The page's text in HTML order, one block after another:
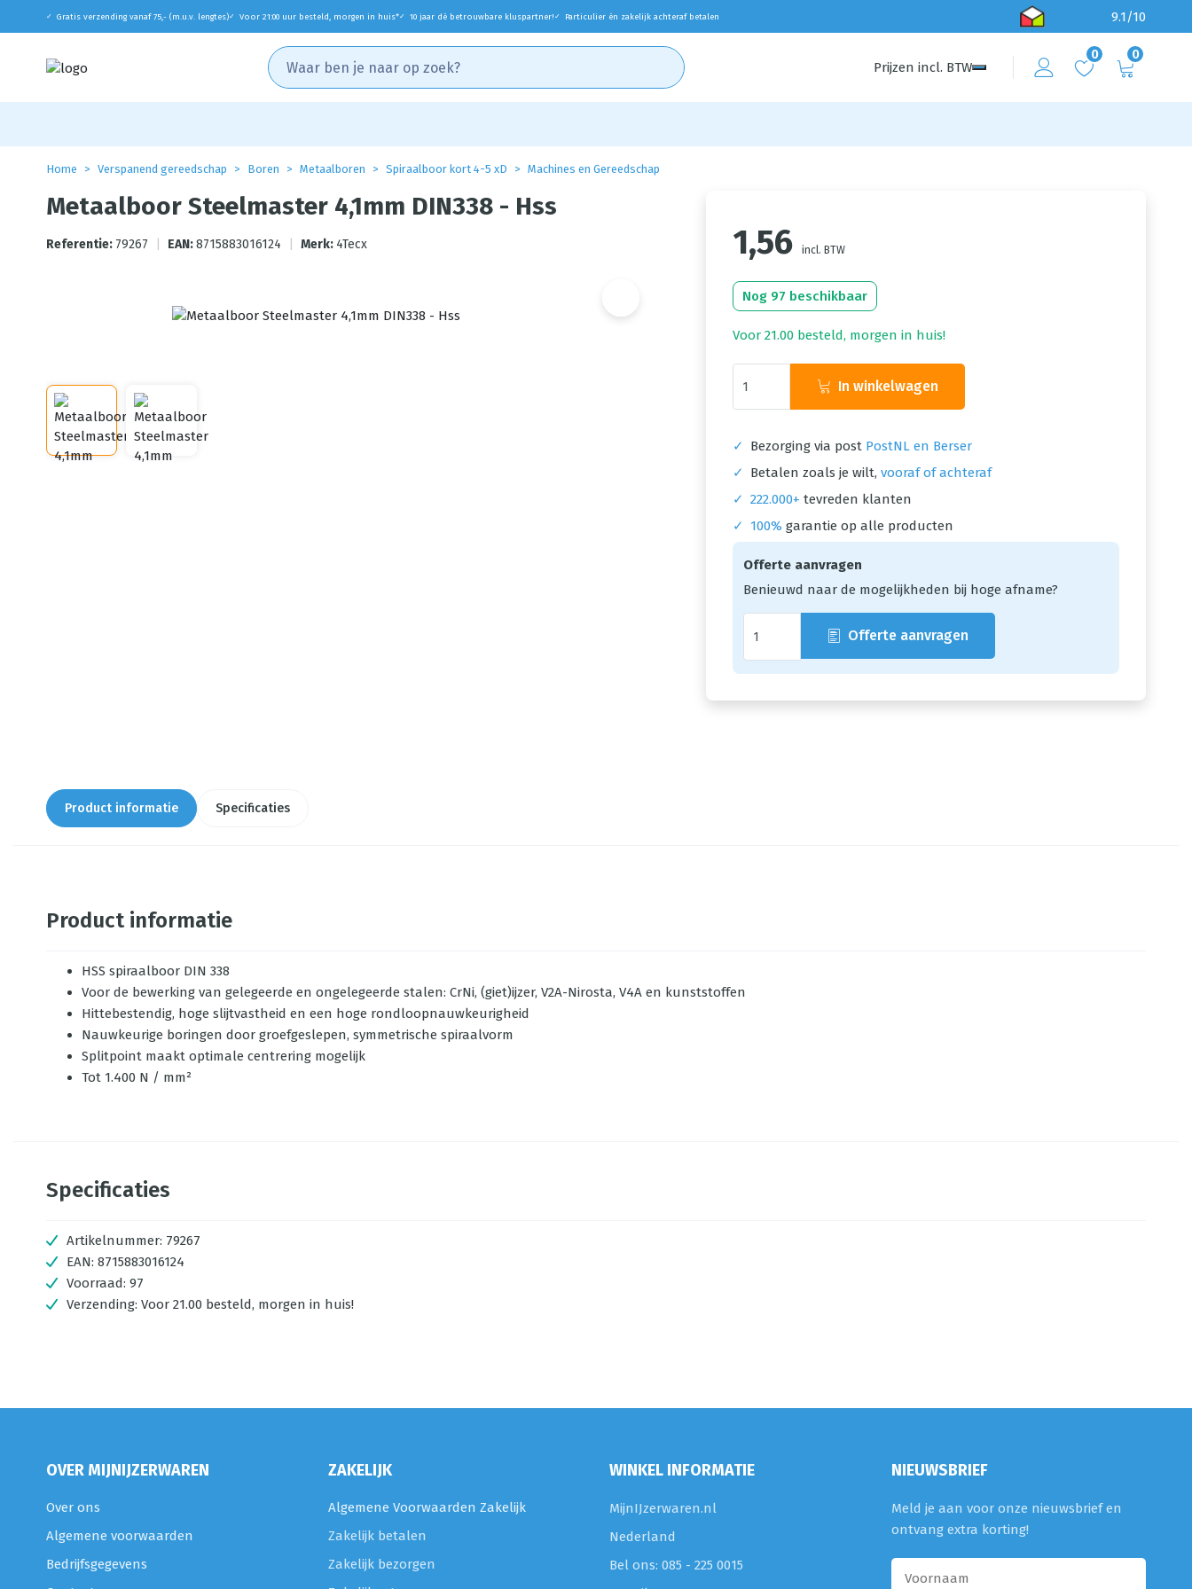
✓ Gratis verzending vanaf 75,- (m.u.v. lengtes)✓ Voor 21:00 uur besteld, morgen in huis*✓ 10 jaar dé betrouwbare kluspartner! ✓ Particulier én zakelijk achteraf betalen 9.1/10
Prijzen incl. BTW
0 0
Home Verspanend gereedschap Boren Metaalboren Spiraalboor kort 4-5 xD Machines en Gereedschap
Metaalboor Steelmaster 4,1mm DIN338 - Hss
Referentie: 79267 EAN:8715883016124 Merk: 4Tecx 1,56 incl. BTW
Nog 97 beschikbaar
Voor 21.00 besteld, morgen in huis!
In winkelwagen
✓ Bezorging via post PostNL en Berser
✓
Betalen zoals je wilt, vooraf of achteraf
✓ 222.000+ tevreden klanten
✓
100% garantie op alle producten
Offerte aanvragen
Benieuwd naar de mogelijkheden bij hoge afname?
Offerte aanvragen
Product informatie Specificaties
Product informatie
HSS spiraalboor DIN 338
Voor de bewerking van gelegeerde en ongelegeerde stalen: CrNi, (giet)ijzer, V2A-Nirosta, V4A en kunststoffen
Hittebestendig, hoge slijtvastheid en een hoge rondloopnauwkeurigheid
Nauwkeurige boringen door groefgeslepen, symmetrische spiraalvorm
Splitpoint maakt optimale centrering mogelijk
Tot 1.400 N / mm²
Specificaties
Artikelnummer: 79267
EAN: 8715883016124
Voorraad: 97
Verzending: Voor 21.00 besteld, morgen in huis!
OVER MIJNIJZERWAREN
Over ons
Algemene voorwaarden
Bedrijfsgegevens
ZAKELIJK
Algemene Voorwaarden Zakelijk
Zakelijk betalen
Zakelijk bezorgen
WINKEL INFORMATIE
MijnIJzerwaren.nl
Nederland
Bel ons: 085 - 225 0015
NIEUWSBRIEF
Meld je aan voor onze nieuwsbrief en
ontvang extra korting!